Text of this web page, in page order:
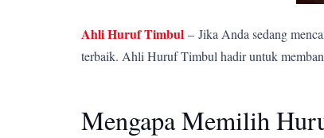
Ahli Huruf Timbul – Jika Anda sedang
terbaik. Ahli Huruf Timbul hadir untuk
Mengapa Memilih